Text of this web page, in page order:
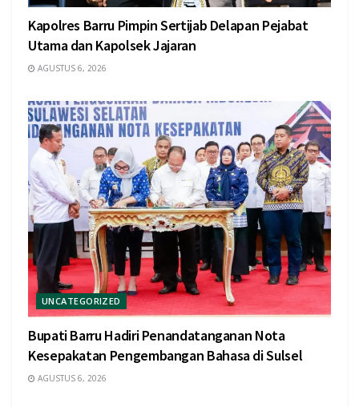
Kapolres Barru Pimpin Sertijab Delapan Pejabat
Utama dan Kapolsek Jajaran
AGUSTUS 6, 2026
UNCATEGORIZED
Bupati Barru Hadiri Penandatanganan Nota
Kesepakatan Pengembangan Bahasa di Sulsel
AGUSTUS 6, 2026